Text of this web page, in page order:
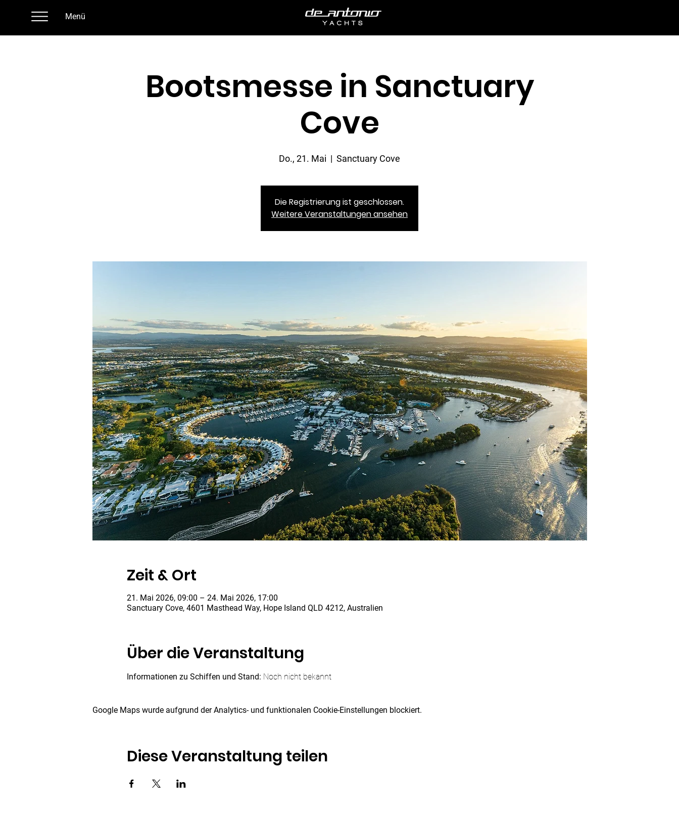
Menü
Bootsmesse in Sanctuary
Cove
Do., 21. Mai
  |
Sanctuary Cove
Die Registrierung ist geschlossen.
Weitere Veranstaltungen ansehen
Zeit & Ort
21. Mai 2026, 09:00 – 24. Mai 2026, 17:00
Sanctuary Cove, 4601 Masthead Way, Hope Island QLD 4212, Australien
Über die Veranstaltung
Informationen zu Schiffen und Stand: Noch nicht bekannt
Google Maps wurde aufgrund der Analytics- und funktionalen Cookie-Einstellungen blockiert.
Diese Veranstaltung teilen